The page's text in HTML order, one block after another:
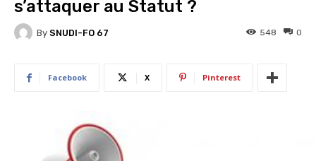
s’attaquer au Statut ?
By SNUDI-FO 67 0
548
Facebook X Pinterest